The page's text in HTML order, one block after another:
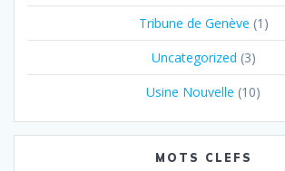
Tribune de Genève (1)
Uncategorized (3)
Usine Nouvelle (10)
MOTS CLEFS